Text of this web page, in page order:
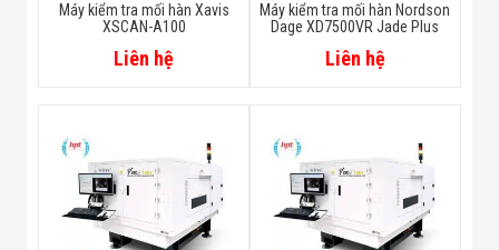
Máy kiểm tra mối hàn Xavis
XSCAN-A100
Liên hệ
Máy kiểm tra mối hàn Nordson
Dage XD7500VR Jade Plus
Liên hệ